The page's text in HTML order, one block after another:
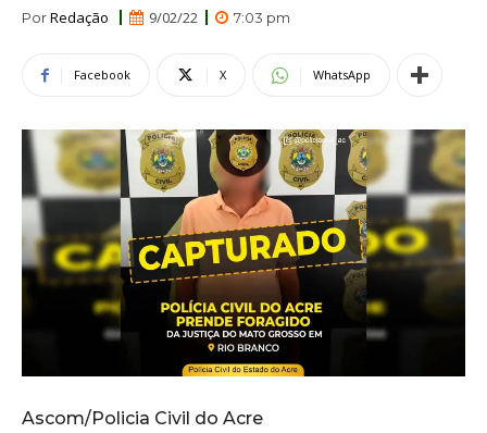
PorRedação 9/02/22 7:03 pm
Facebook X WhatsApp
Ascom/Policia Civil do Acre